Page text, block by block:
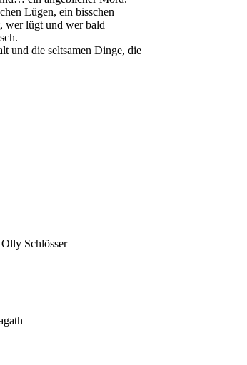
Lügen, ein bisschen
wer lügt und wer bald
und die seltsamen Dinge, die
Schlösser